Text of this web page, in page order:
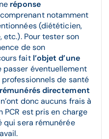
réponse
notamment
(diététicien,
Pour tester son
de son
fait l’objet d’une
passer éventuellement
de santé
rémunérés directement
donc aucuns frais à
PCR est pris en charge
qui sera rémunérée